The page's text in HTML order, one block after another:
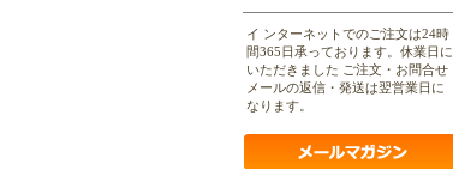
イ ンターネットでのご注文は24時
間365日承っております。休業日に
いただきました ご注文・お問合せ
メールの返信・発送は翌営業日に
なります。